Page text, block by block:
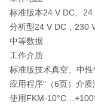
标准版本24 V DC、
分析型24 V DC，230
中等数据
工作介质
标准版技术真空、中
应用程序"（6页）介质
使用FKM-